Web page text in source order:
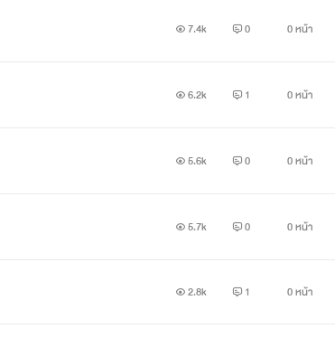
7.4k 0 0 หน้า
6.2k 1 0 หน้า
5.6k 0 0 หน้า
5.7k 0 0 หน้า
2.8k 1 0 หน้า